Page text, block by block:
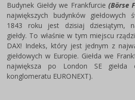
Budynek Giełdy we Frankfurcie (Börse
największych budynków giełdowych
1843 roku jest dzisiaj dziesiątym,
giełdy. To właśnie w tym miejscu
DAX! Indeks, który jest jednym z
giełdowych w Europie. Giełda we
największa po London SE giełda
konglomeratu EURONEXT).